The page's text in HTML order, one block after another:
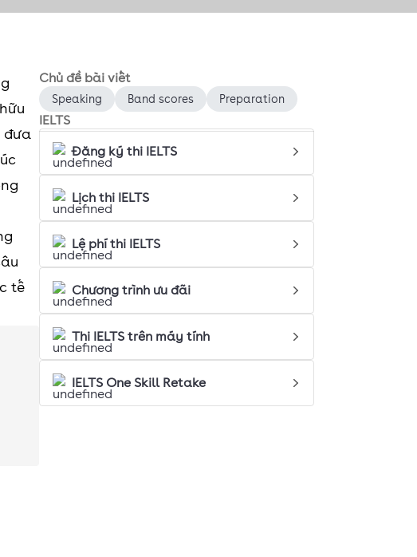
đưa
tế
Chủ đề bài viết
Speaking Band scores Preparation
IELTS
Đăng ký thi IELTS
Lịch thi IELTS
Lệ phí thi IELTS
Chương trình ưu đãi
Thi IELTS trên máy tính
IELTS One Skill Retake